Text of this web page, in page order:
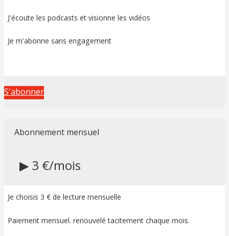
J'écoute les podcasts et visionne les vidéos
Je m'abonne sans engagement
S'abonner
Abonnement mensuel
▶ 3 €/mois
Je choisis 3 € de lecture mensuelle
Paiement mensuel. renouvelé tacitement chaque mois.